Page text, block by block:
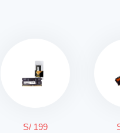
S/ 199